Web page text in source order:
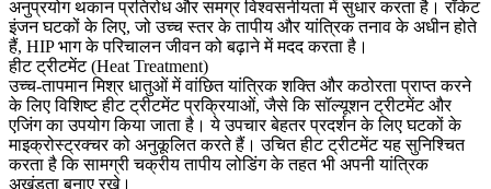
अनुप्रयोग थकान प्रतिरोध और समग्र विश्वसनीयता में सुधार करता है। रॉकेट
इंजन घटकों के लिए, जो उच्च स्तर के तापीय और यांत्रिक तनाव के अधीन होते
हैं, HIP भाग के परिचालन जीवन को बढ़ाने में मदद करता है।
हीट ट्रीटमेंट (Heat Treatment)
उच्च-तापमान मिश्र धातुओं में वांछित यांत्रिक शक्ति और कठोरता प्राप्त करने
के लिए विशिष्टहीट ट्रीटमेंट प्रक्रियाओं, जैसे कि सॉल्यूशन ट्रीटमेंट और
एजिंग का उपयोग किया जाता है। ये उपचार बेहतर प्रदर्शन के लिए घटकों के
माइक्रोस्ट्रक्चरको अनुकूलित करते हैं। उचित हीट ट्रीटमेंट यह सुनिश्चित
करता है कि सामग्री चक्रीय तापीय लोडिंग के तहत भी अपनी यांत्रिक
अखंडता बनाए रखे।